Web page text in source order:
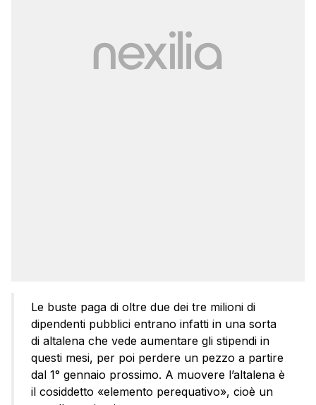
Le buste paga di oltre due dei tre milioni di
dipendenti pubblici entrano infatti in una sorta
di altalena che vede aumentare gli stipendi in
questi mesi, per poi perdere un pezzo a partire
dal 1° gennaio prossimo. A muovere l’altalena è
il cosiddetto «elemento perequativo», cioè un